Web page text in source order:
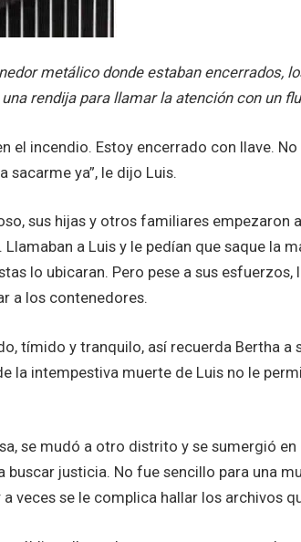
metálico donde estaban encerrados,
rendija para llamar la atención con un
el incendio. Estoy encerrado con llave.
sacarme ya”, le dijo Luis.
sus hijas y otros familiares empezaron
Llamaban a Luis y le pedían que saque la
lo ubicaran. Pero pese a sus
a los contenedores.
tímido y tranquilo, así recuerda Bertha a
la intempestiva muerte de Luis no le
se mudó a otro distrito y se sumergió
buscar justicia. No fue sencillo para una
a veces se le complica hallar los archivos